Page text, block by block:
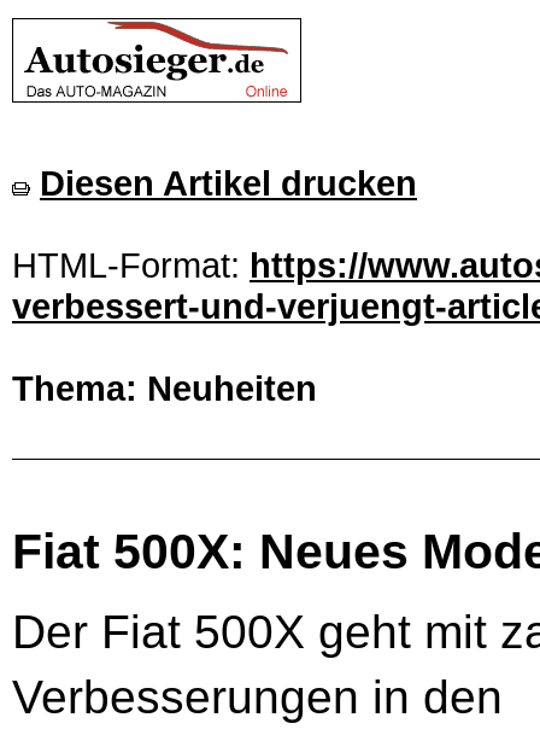
Diesen Artikel drucken
HTML-Format: https://
verbessert-und-verjuengt-
Thema: Neuheiten
Fiat 500X: Neues
Der Fiat 500X geht mit
Verbesserungen in den